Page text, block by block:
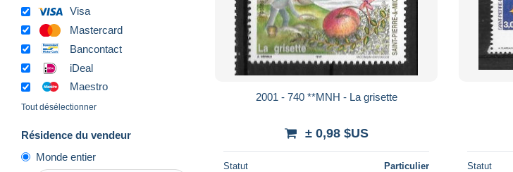
Visa
Mastercard
Bancontact
iDeal
Maestro
Tout désélectionner
Résidence du vendeur
Monde entier
2001 - 740 **MNH - La grisette
± 0,98 $US
Statut Particulier Statut